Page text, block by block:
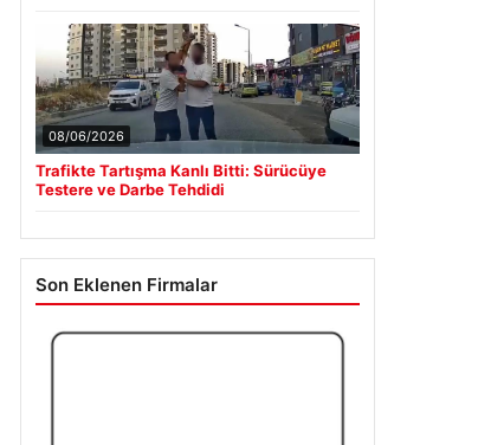
08/06/2026
Trafikte Tartışma Kanlı Bitti: Sürücüye
Testere ve Darbe Tehdidi
Son Eklenen Firmalar